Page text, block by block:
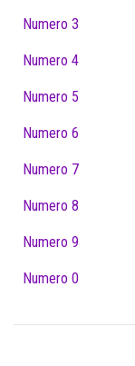
Numero 3
Numero 4
Numero 5
Numero 6
Numero 7
Numero 8
Numero 9
Numero 0